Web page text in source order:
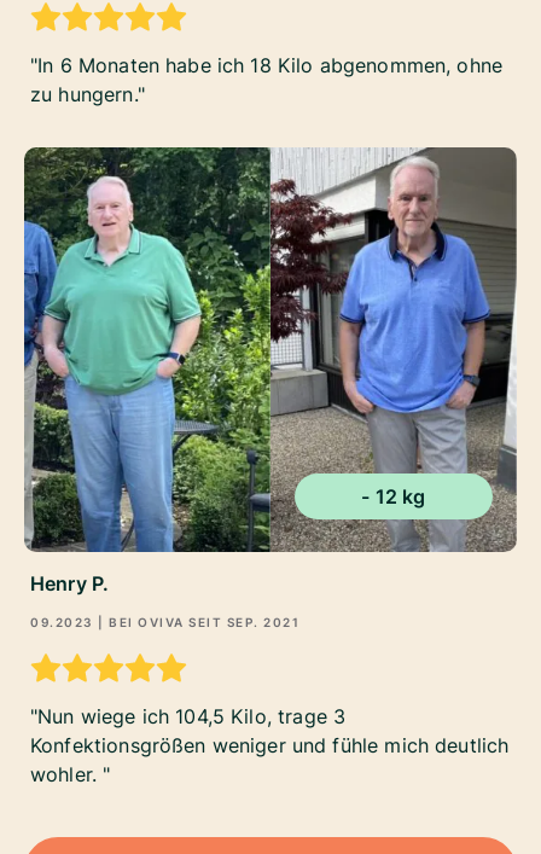
In 6 Monaten habe ich 18 Kilo abgenommen, ohne
zu hungern.
- 12 kg
Henry P.
09.2023 | BEI OVIVA SEIT SEP. 2021
Nun wiege ich 104,5 Kilo, trage 3
Konfektionsgrößen weniger und fühle mich deutlich
wohler.